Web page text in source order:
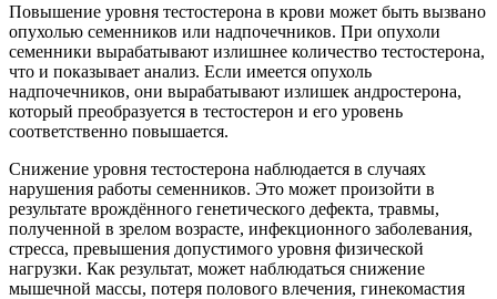
Повышение уровня тестостерона в крови может быть вызвано
опухолью семенников или надпочечников. При опухоли
семенники вырабатывают излишнее количество тестостерона,
что и показывает анализ. Если имеется опухоль
надпочечников, они вырабатывают излишек андростерона,
который преобразуется в тестостерон и его уровень
соответственно повышается.
Снижение уровня тестостерона наблюдается в случаях
нарушения работы семенников. Это может произойти в
результате врождённого генетического дефекта, травмы,
полученной в зрелом возрасте, инфекционного заболевания,
стресса, превышения допустимого уровня физической
нагрузки. Как результат, может наблюдаться снижение
мышечной массы, потеря полового влечения, гинекомастия